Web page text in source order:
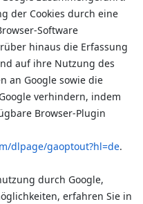
der Cookies durch eine
Software
hinaus die Erfassung
auf ihre Nutzung des
an Google sowie die
verhindern, indem
Browser-Plugin
dlpage/gaoptout?hl=de.
durch Google,
erfahren Sie in